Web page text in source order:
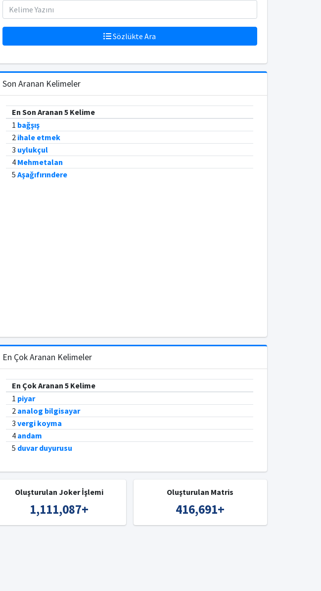
Sözlükte Ara
Son Aranan Kelimeler
En Son Aranan 5 Kelime
1 bağşış
2 ihale etmek
3 uylukçul
4 Mehmetalan
5 Aşağıfırındere
En Çok Aranan Kelimeler
En Çok Aranan 5 Kelime
1 piyar
2 analog bilgisayar
3 vergi koyma
4 andam
5 duvar duyurusu
Oluşturulan Joker İşlemi
1,111,087+
Oluşturulan Matris
416,691+